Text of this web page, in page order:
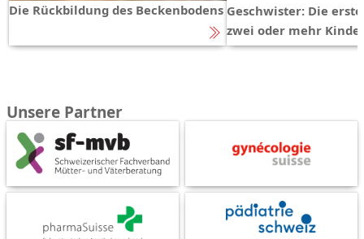
Die Rückbildung des Beckenbodens Geschwister: Die
zwei oder mehr
Unsere Partner